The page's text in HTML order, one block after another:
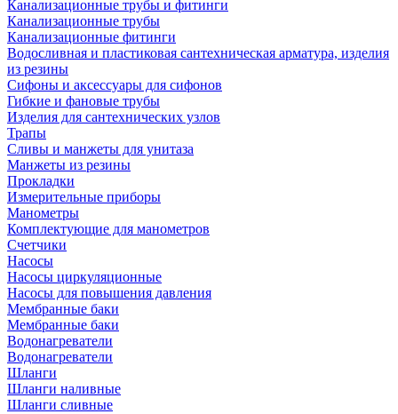
Канализационные трубы и фитинги
Канализационные трубы
Канализационные фитинги
Водосливная и пластиковая сантехническая арматура, изделия
из резины
Сифоны и аксессуары для сифонов
Гибкие и фановые трубы
Изделия для сантехнических узлов
Трапы
Сливы и манжеты для унитаза
Манжеты из резины
Прокладки
Измерительные приборы
Манометры
Комплектующие для манометров
Счетчики
Насосы
Насосы циркуляционные
Насосы для повышения давления
Мембранные баки
Мембранные баки
Водонагреватели
Водонагреватели
Шланги
Шланги наливные
Шланги сливные